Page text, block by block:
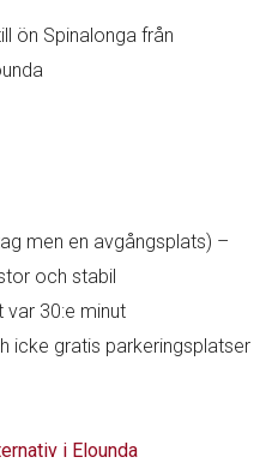
men en avgångsplats) –
och stabil
30:e minut
icke gratis parkeringsplatser
i Elounda